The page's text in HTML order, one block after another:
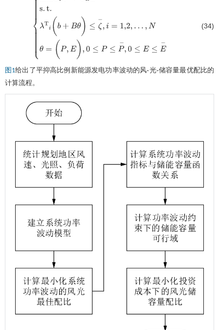
m in CPP+ CEEs. .λ Ti( b+B θ)≤ ζ-,i=1,2 , …,N
E)
(34)
图1给出了平抑高比例新能源发电功率波动的风-光-储容量最优配比的
计算流程。